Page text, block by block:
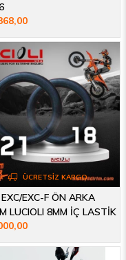
EXC-F ÖN ARKA
LUCIOLI 8MM İÇ LASTİK
ÜCRETSIZ KARGO